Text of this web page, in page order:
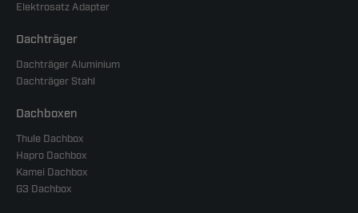
Elektrosatz Adapter
Dachträger
Dachträger Aluminium
Dachträger Stahl
Dachboxen
Thule Dachbox
Hapro Dachbox
Kamei Dachbox
G3 Dachbox